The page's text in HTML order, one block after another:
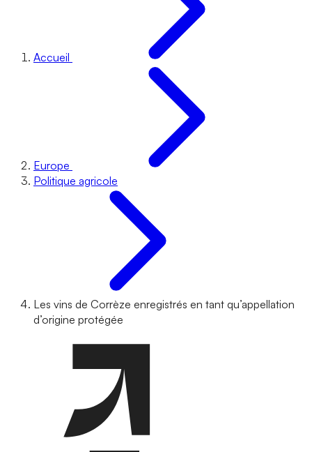
Accueil
Europe
Politique agricole
Les vins de Corrèze enregistrés en tant qu’appellation
d’origine protégée